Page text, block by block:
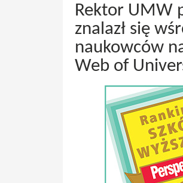
Rektor UMW
znalazł się
naukowców
Web of